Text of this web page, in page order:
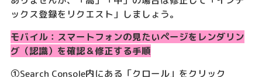
ックス登録をリクエスト」しましょう。
モバイル：スマートフォンの見たいページをレンダリン
グ（認識）を確認＆修正する手順
①Search Console内にある「クロール」をクリック